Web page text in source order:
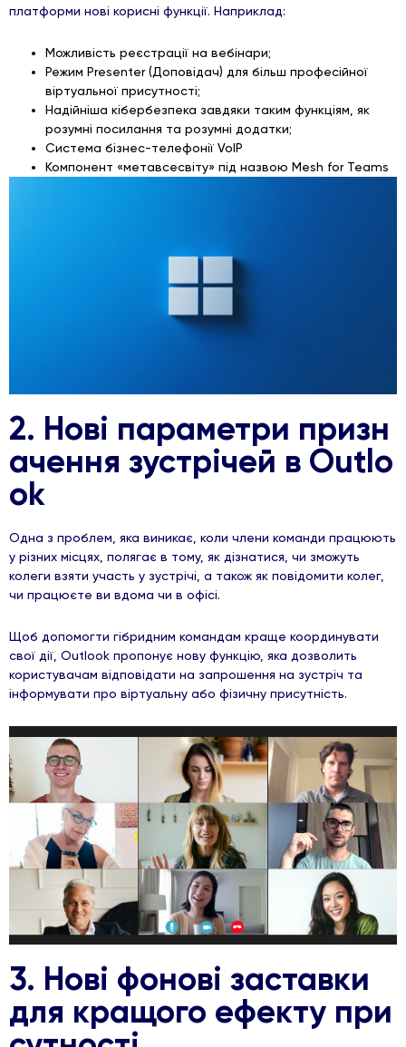
платформи нові корисні функції. Наприклад:
Можливість реєстрації на вебінари;
Режим Presenter (Доповідач) для більш професійної
віртуальної присутності;
Надійніша кібербезпека завдяки таким функціям, як
розумні посилання та розумні додатки;
Система бізнес-телефонії VoIP
Компонент «метавсесвіту» під назвою Mesh for Teams
2. Нові параметри призн
ачення зустрічей в Outlo
ok
Одна з проблем, яка виникає, коли члени команди працюють
у різних місцях, полягає в тому, як дізнатися, чи зможуть
колеги взяти участь у зустрічі, а також як повідомити колег,
чи працюєте ви вдома чи в офісі.
Щоб допомогти гібридним командам краще координувати
свої дії, Outlook пропонує нову функцію, яка дозволить
користувачам відповідати на запрошення на зустріч та
інформувати про віртуальну або фізичну присутність.
3. Нові фонові заставки
для кращого ефекту при